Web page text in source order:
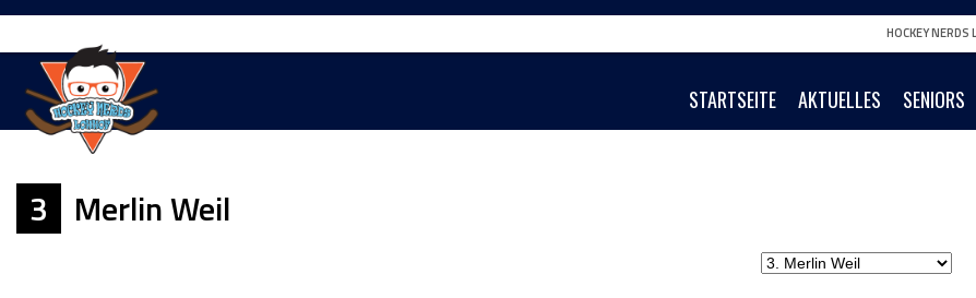
Springe
Inhalt
HOCKEY NERDS
STARTSEITE AKTUELLES SENIORS
3 Merlin Weil